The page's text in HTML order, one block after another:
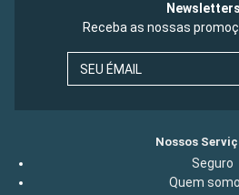
Newsletters
Receba as nossas
SEU ÉMAIL
Nossos
Seguro
Quem